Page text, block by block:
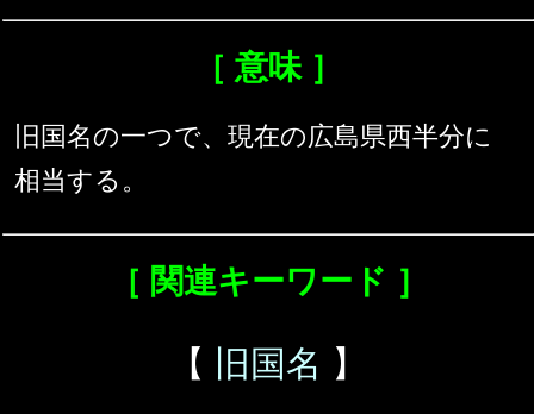
［ 意味 ］
旧国名の一つで、現在の広島県西半分に
相当する。
［ 関連キーワード ］
【 旧国名 】